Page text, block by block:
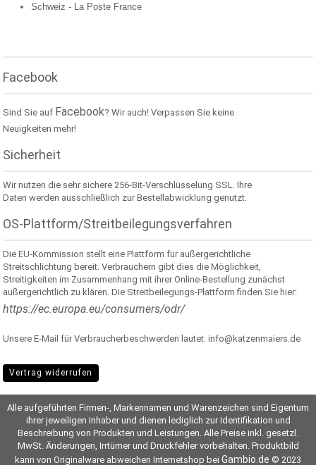
Schweiz - La Poste France
Facebook
Sind Sie auf Facebook? Wir auch! Verpassen Sie keine
Neuigkeiten mehr!
Sicherheit
Wir nutzen die sehr sichere 256-Bit-Verschlüsselung SSL. Ihre
Daten werden ausschließlich zur Bestellabwicklung genutzt.
OS-Plattform/Streitbeilegungsverfahren
Die EU-Kommission stellt eine Plattform für außergerichtliche
Streitschlichtung bereit. Verbrauchern gibt dies die Möglichkeit,
Streitigkeiten im Zusammenhang mit ihrer Online-Bestellung zunächst
außergerichtlich zu klären. Die Streitbeilegungs-Plattform finden Sie hier:
https://ec.europa.eu/consumers/odr/
Unsere E-Mail für Verbraucherbeschwerden lautet: info@katzenmaiers.de
Vertrag widerrufen
Alle aufgeführten Firmen-, Markennamen und Warenzeichen sind Eigentum
ihrer jeweiligen Inhaber und dienen lediglich zur Identifikation und
Beschreibung von Produkten und Leistungen. Alle Preise inkl. gesetzl.
MwSt. Änderungen, Irrtümer und Druckfehler vorbehalten. Produktbild
kann von Originalware abweichen Internetshop bei Gambio.de © 2023